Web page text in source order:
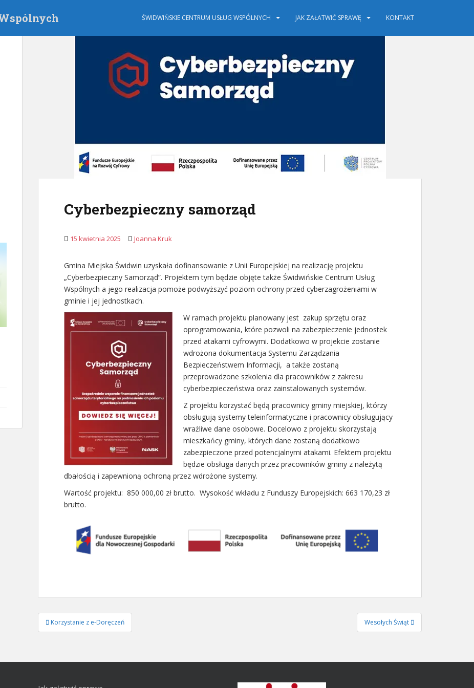
ŚWIDWIŃSKIE CENTRUM USŁUG WSPÓLNYCH JAK ZAŁATWIĆ SPRAWĘ KONTAKT
Cyberbezpieczny samorząd
15 kwietnia 2025 Joanna Kruk
Gmina Miejska Świdwin uzyskała dofinansowanie z Unii Europejskiej na realizację projektu
„Cyberbezpieczny Samorząd”. Projektem tym będzie objęte także Świdwińskie Centrum Usług
Wspólnych a jego realizacja pomoże podwyższyć poziom ochrony przed cyberzagrożeniami w
gminie i jej jednostkach.
W ramach projektu planowany jest zakup sprzętu oraz
oprogramowania, które pozwoli na zabezpieczenie jednostek
przed atakami cyfrowymi. Dodatkowo w projekcie zostanie
wdrożona dokumentacja Systemu Zarządzania
Bezpieczeństwem Informacji, a także zostaną
przeprowadzone szkolenia dla pracowników z zakresu
cyberbezpieczeństwa oraz zainstalowanych systemów.
Z projektu korzystać będą pracownicy gminy miejskiej, którzy
obsługują systemy teleinformatyczne i pracownicy obsługujący
wrażliwe dane osobowe. Docelowo z projektu skorzystają
mieszkańcy gminy, których dane zostaną dodatkowo
zabezpieczone przed potencjalnymi atakami. Efektem projektu
będzie obsługa danych przez pracowników gminy z należytą
dbałością i zapewnioną ochroną przez wdrożone systemy.
Wartość projektu: 850 000,00 zł brutto. Wysokość wkładu z Funduszy Europejskich: 663 170,23 zł
brutto.
Nawigacja
wpisu
Korzystanie z e-Doręczeń Wesołych Świąt